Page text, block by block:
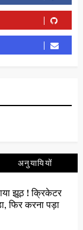
अनुयायियों
झूठ ! क्रिकेटर
फिर करना पड़ा